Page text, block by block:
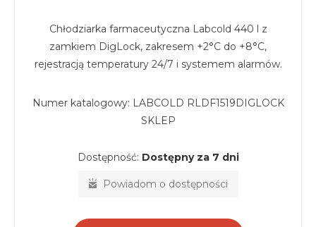
Chłodziarka farmaceutyczna Labcold 440 l z
zamkiem DigLock, zakresem +2°C do +8°C,
rejestracją temperatury 24/7 i systemem alarmów.
Numer katalogowy: LABCOLD RLDF1519DIGLOCK
SKLEP
Dostępność: Dostępny za 7 dni
Powiadom o dostępności